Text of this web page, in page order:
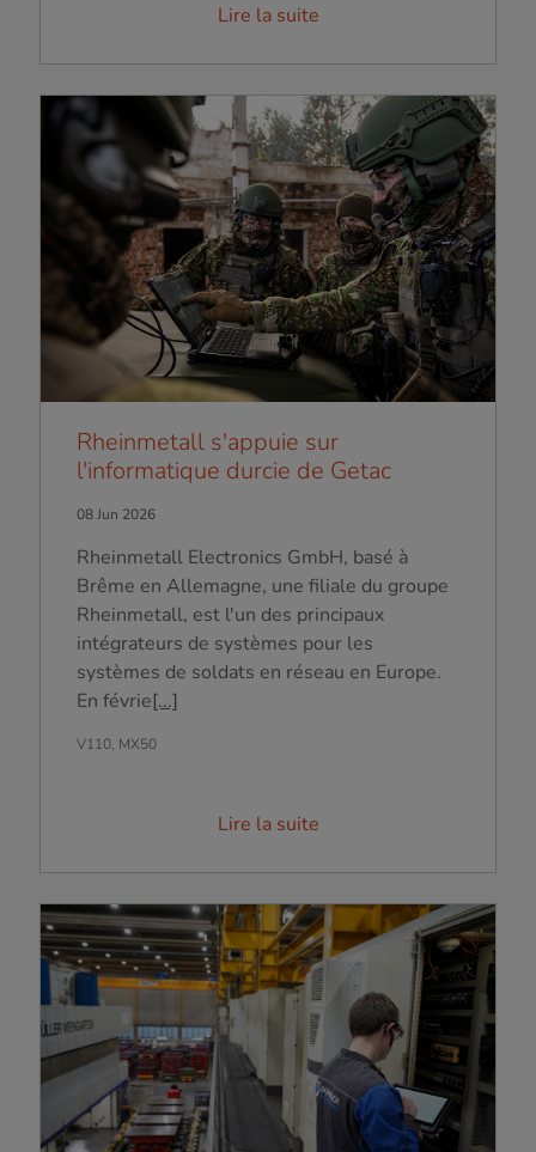
Lire la suite
Rheinmetall s'appuie sur
l'informatique durcie de Getac
08 Jun 2026
Rheinmetall Electronics GmbH, basé à
Brême en Allemagne, une filiale du groupe
Rheinmetall, est l'un des principaux
intégrateurs de systèmes pour les
systèmes de soldats en réseau en Europe.
En févrie[...]
V110, MX50
Lire la suite